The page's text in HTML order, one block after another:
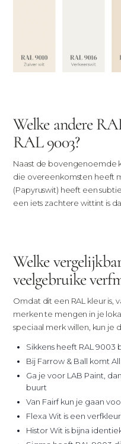
Welke andere
RAL 9003?
Naast de bovengenoemde
die overeenkomsten heeft
(Papyruswit) heeft een
een iets zachtere wittint is
Welke
veelgebruike
Omdat dit een RAL kleur is,
merken te mengen in je
speciaal merk willen, kun je
Sikkens heeft RAL 9003
Bij Farrow & Ball komt
Ga je voor LAB Paint,
buurt
Van Fairf kun je gaan
Flexa Wit is een
Histor Wit is bijna